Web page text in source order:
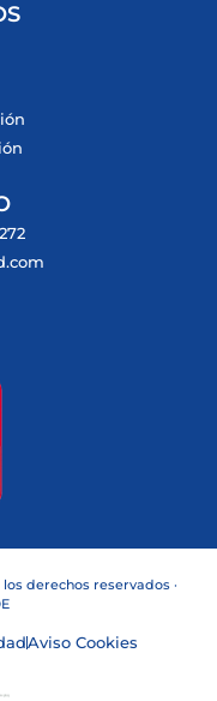
derechos reservados ·
Aviso Cookies